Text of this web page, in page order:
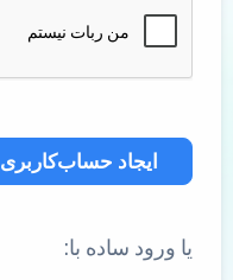
ایجاد حساب‌کاربری
یا ورود ساده با: